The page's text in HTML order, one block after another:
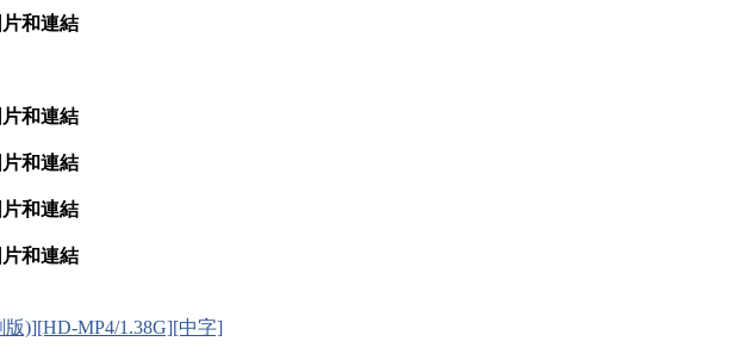
和連結
和連結
和連結
和連結
和連結
)][HD-MP4/1.38G][中字]